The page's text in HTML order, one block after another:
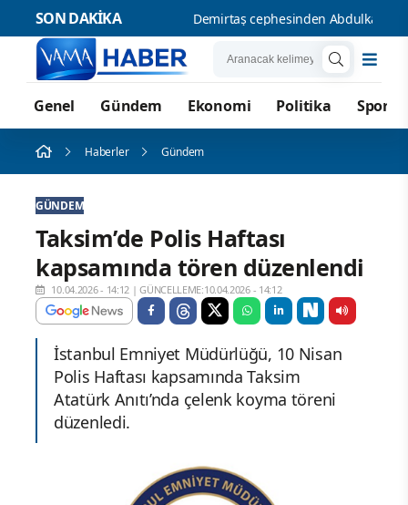
SON DAKİKA
Genel Gündem Ekonomi Politika Spor
Haberler Gündem
GÜNDEM
Taksim’de Polis Haftası
kapsamında tören düzenlendi
10.04.2026 - 14:12 |GÜNCELLEME:10.04.2026 - 14:12
İstanbul Emniyet Müdürlüğü, 10 Nisan
Polis Haftası kapsamında Taksim
Atatürk Anıtı’nda çelenk koyma töreni
düzenledi.